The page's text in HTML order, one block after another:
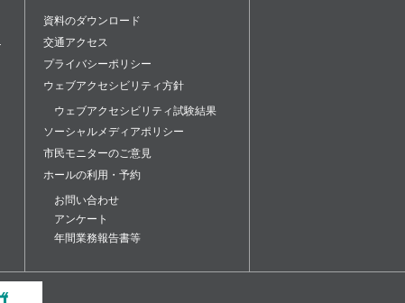
資料のダウンロード
交通アクセス
プライバシーポリシー
ウェブアクセシビリティ方針
ウェブアクセシビリティ試験結果
ソーシャルメディアポリシー
市民モニターのご意見
ホールの利用・予約
お問い合わせ
アンケート
年間業務報告書等